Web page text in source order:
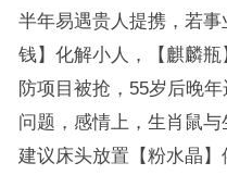
半年易遇贵人提携，若
钱】化解小人，【麒麟
防项目被抢，55岁后晚
问题，感情上，生肖鼠与
建议床头放置【粉水晶】